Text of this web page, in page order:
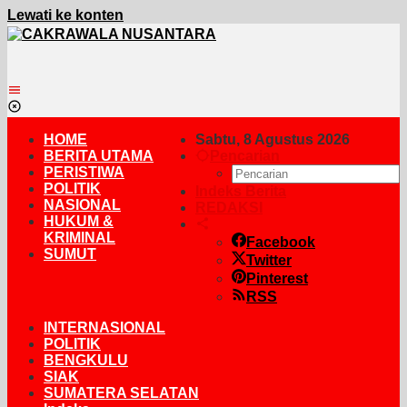
Lewati ke konten
Sabtu, 8 Agustus 2026
Pencarian
Indeks Berita
REDAKSI
Facebook
Twitter
Pinterest
RSS
HOME
BERITA UTAMA
PERISTIWA
POLITIK
NASIONAL
HUKUM &
KRIMINAL
SUMUT
INTERNASIONAL
POLITIK
BENGKULU
SIAK
SUMATERA SELATAN